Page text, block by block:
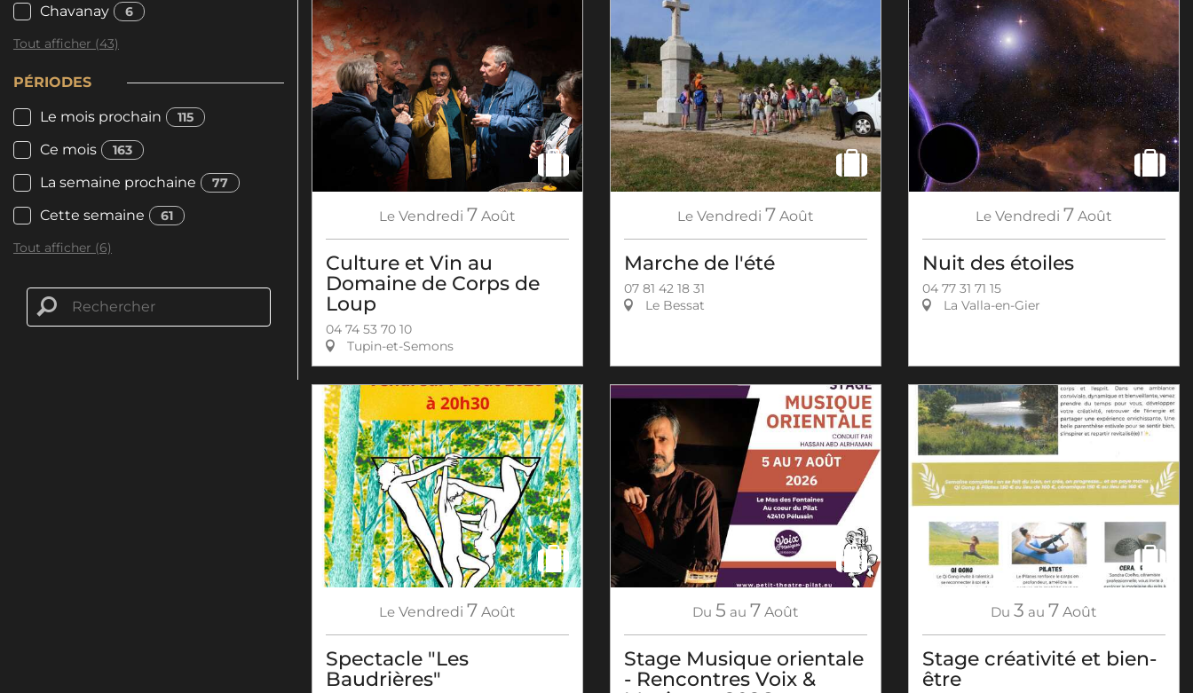
Chavanay
6
Tout afficher (43)
PÉRIODES
Le mois prochain 115
Ce mois 163
La semaine prochaine 77
Cette semaine
61
Tout afficher (6)
Le Vendredi 7 Août
Culture et Vin au
Domaine de Corps de
Loup
04 74 53 70 10
Tupin-et-Semons
Le Vendredi 7 Août
Marche de l'été
07 81 42 18 31
Le Bessat
Le Vendredi 7 Août
Nuit des étoiles
04 77 31 71 15
La Valla-en-Gier
Le Vendredi 7 Août
Spectacle "Les
Baudrières"
Du 5 au 7 Août
Stage Musique orientale
- Rencontres Voix &
Du 3 au 7 Août
Stage créativité et bien-
être